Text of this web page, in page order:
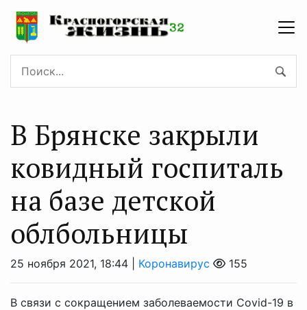
В Брянске закрыли
ковидный госпиталь
на базе детской
облбольницы
25 ноября 2021, 18:44 | Коронавирус 155
В связи с сокращением заболеваемости Covid-19 в